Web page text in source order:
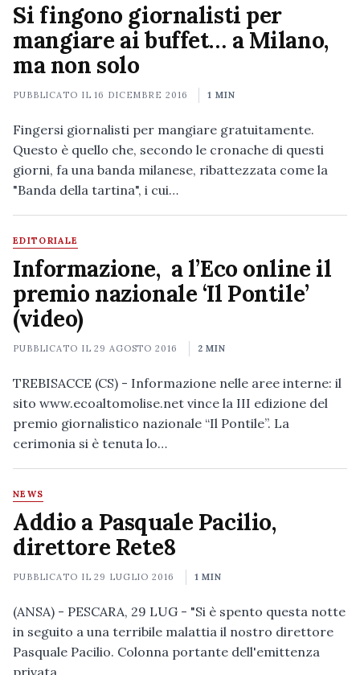
Si fingono giornalisti per
mangiare ai buffet… a Milano,
ma non solo
PUBBLICATO IL16 DICEMBRE 2016 1 MIN
Fingersi giornalisti per mangiare gratuitamente.
Questo è quello che, secondo le cronache di questi
giorni, fa una banda milanese, ribattezzata come la
"Banda della tartina", i cui…
EDITORIALE
Informazione, a l’Eco online il
premio nazionale ‘Il Pontile’
(video)
PUBBLICATO IL29 AGOSTO 2016 2 MIN
TREBISACCE (CS) - Informazione nelle aree interne: il
sito www.ecoaltomolise.net vince la III edizione del
premio giornalistico nazionale “Il Pontile”. La
cerimonia si è tenuta lo…
NEWS
Addio a Pasquale Pacilio,
direttore Rete8
PUBBLICATO IL29 LUGLIO 2016 1 MIN
(ANSA) - PESCARA, 29 LUG - "Si è spento questa notte
in seguito a una terribile malattia il nostro direttore
Pasquale Pacilio. Colonna portante dell'emittenza
privata…